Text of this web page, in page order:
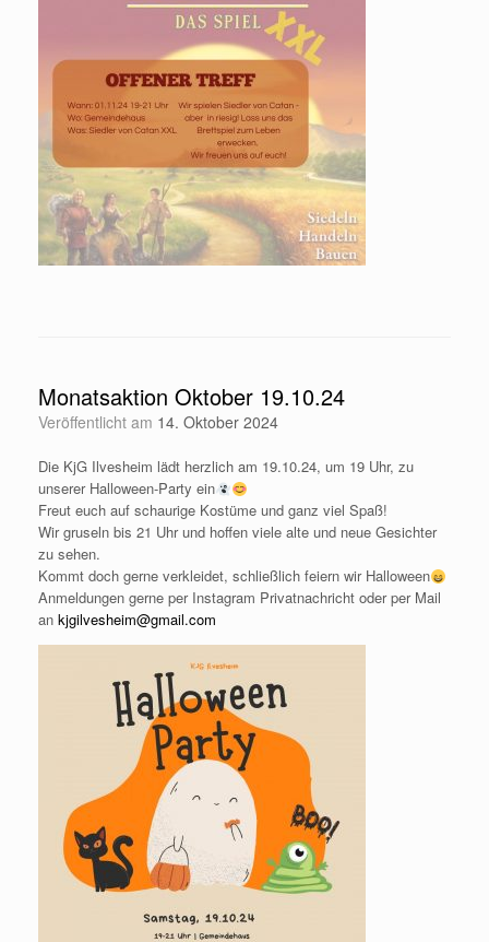
Monatsaktion Oktober 19.10.24
Veröffentlicht am 14. Oktober 2024
Die KjG Ilvesheim lädt herzlich am 19.10.24, um 19 Uhr, zu
unserer Halloween-Party ein
Freut euch auf schaurige Kostüme und ganz viel Spaß!
Wir gruseln bis 21 Uhr und hoffen viele alte und neue Gesichter
zu sehen.
Kommt doch gerne verkleidet, schließlich feiern wir Halloween
Anmeldungen gerne per Instagram Privatnachricht oder per Mail
an kjgilvesheim@gmail.com